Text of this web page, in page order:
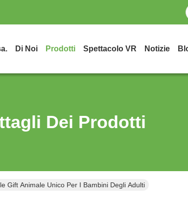
Di Noi Prodotti Spettacolo VR Notizie
Dei Prodotti
Gift Animale Unico Per I Bambini Degli Adulti